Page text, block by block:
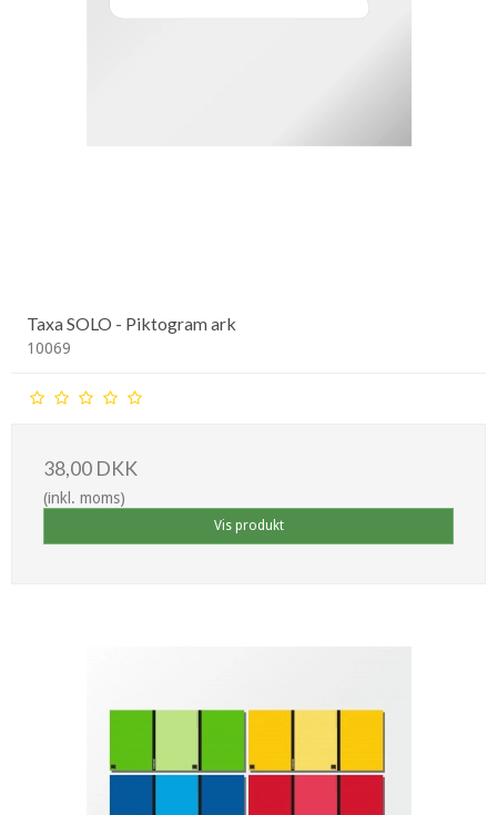
Taxa SOLO - Piktogram ark
10069
38,00 DKK
(inkl. moms)
Vis produkt